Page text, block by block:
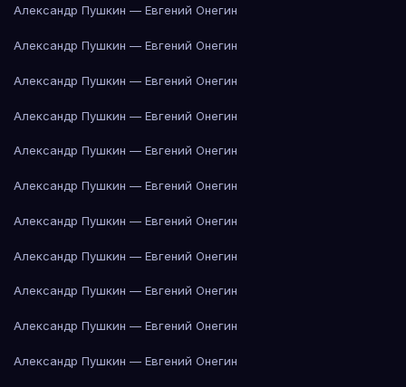
Александр Пушкин — Евгений Онегин
Александр Пушкин — Евгений Онегин
Александр Пушкин — Евгений Онегин
Александр Пушкин — Евгений Онегин
Александр Пушкин — Евгений Онегин
Александр Пушкин — Евгений Онегин
Александр Пушкин — Евгений Онегин
Александр Пушкин — Евгений Онегин
Александр Пушкин — Евгений Онегин
Александр Пушкин — Евгений Онегин
Александр Пушкин — Евгений Онегин